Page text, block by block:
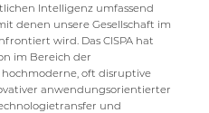
Intelligenz umfassend
denen unsere Gesellschaft im
wird. Das CISPA hat
im Bereich der
oft disruptive
anwendungsorientierter
und